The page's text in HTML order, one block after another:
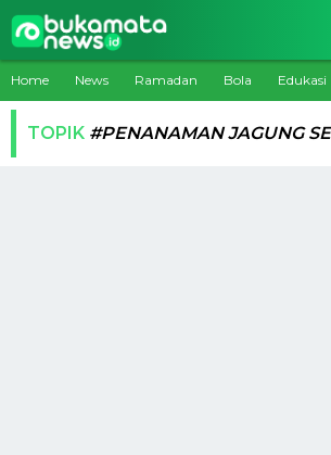
Home News Ramadan Bola Edukasi
TOPIK #PENANAMAN JAGUNG